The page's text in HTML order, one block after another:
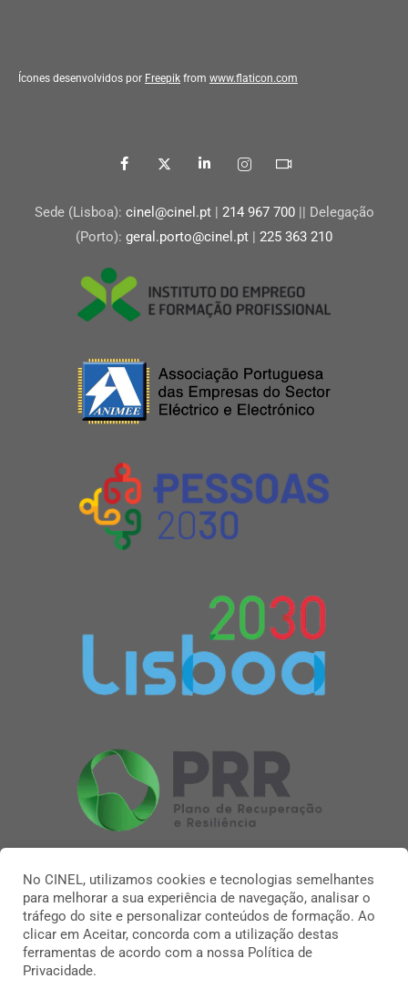
Ícones desenvolvidos por Freepik from www.flaticon.com
Sede (Lisboa): cinel@cinel.pt| 214 967 700|| Delegação
(Porto): geral.porto@cinel.pt | 225 363 210
No CINEL, utilizamos cookies e tecnologias semelhantes
para melhorar a sua experiência de navegação, analisar o
tráfego do site e personalizar conteúdos de formação. Ao
clicar em Aceitar, concorda com a utilização destas
ferramentas de acordo com a nossa Política de
Privacidade.